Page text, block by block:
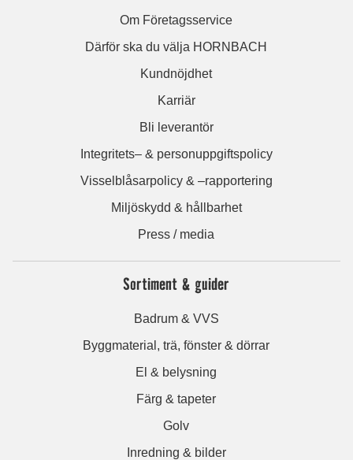
Om Företagsservice
Därför ska du välja HORNBACH
Kundnöjdhet
Karriär
Bli leverantör
Integritets– & personuppgiftspolicy
Visselblåsarpolicy & –rapportering
Miljöskydd & hållbarhet
Press / media
Sortiment & guider
Badrum & VVS
Byggmaterial, trä, fönster & dörrar
El & belysning
Färg & tapeter
Golv
Inredning & bilder